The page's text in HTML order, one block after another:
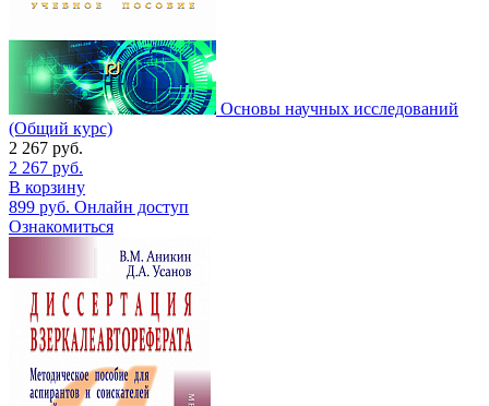
Основы научных исследований
(Общий курс)
2 267 руб.
2 267 руб.
В корзину
899 руб. Онлайн доступ
Ознакомиться